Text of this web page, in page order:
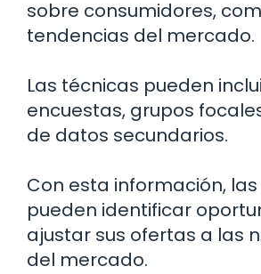
sobre consumidores,
tendencias del mercado.
Las técnicas pueden
encuestas, grupos
de datos secundarios.
Con esta información,
pueden identificar
ajustar sus ofertas a las
del mercado.